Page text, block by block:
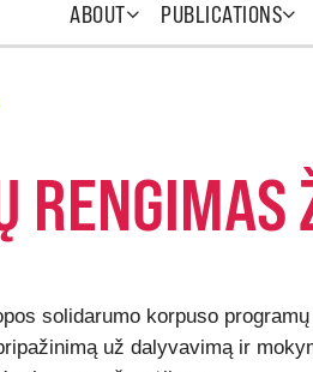
ABOUT PUBLICATIONS
solidarumo korpuso
už dalyvavimą ir